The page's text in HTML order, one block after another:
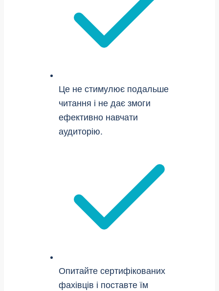
Це не стимулює подальше
читання і не дає змоги
ефективно навчати
аудиторію.
Опитайте сертифікованих
фахівців і поставте їм